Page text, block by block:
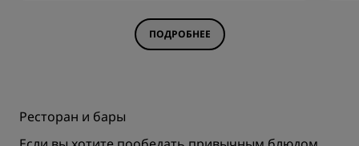
ПОДРОБНЕЕ
Ресторан и бары